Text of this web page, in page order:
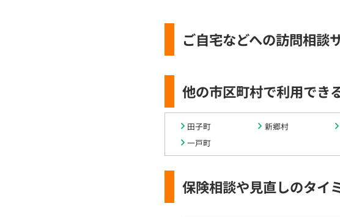
ご自宅などへの訪問相談
他の市区町村で利用でき
田子町 新郷村
一戸町
保険相談や見直しのタイ